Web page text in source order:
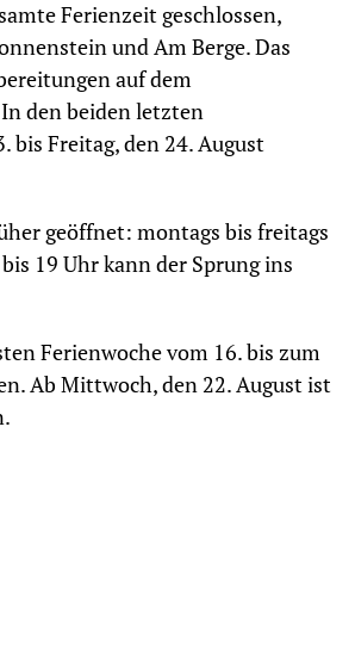
Ferienzeit geschlossen,
und Am Berge. Das
auf dem
den beiden letzten
bis Freitag, den 24. August
geöffnet: montags bis freitags
19 Uhr kann der Sprung ins
Ferienwoche vom 16. bis zum
Ab Mittwoch, den 22. August ist